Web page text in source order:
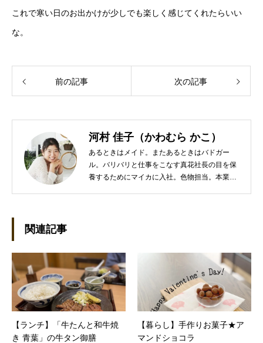
これで寒い日のお出かけが少しでも楽しく感じてくれたらいい
な。
前の記事 次の記事
河村 佳子（かわむら かこ）
あるときはメイド。またあるときはバドガー
ル。バリバリと仕事をこなす真花社長の目を保
養するためにマイカに入社。色物担当。本業は
べく上京。設立して間もない会社に携わること
が多かったので、総務的な社内整備を得意とす
る。●連絡先 メール：kako@office-mica.com
関連記事
【ランチ】「牛たんと和牛焼
き 青葉」の牛タン御膳
【暮らし】手作りお菓子★ア
マンドショコラ